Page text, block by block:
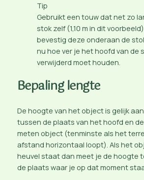
Tip
Gebruikt een touw dat net zo
stok zelf (1,10 m in dit
bevestig deze onderaan de
nu hoe ver je het hoofd van de
verwijderd moet houden.
Bepaling lengte
De hoogte van het object is gelijk
tussen de plaats van het hoofd en
meten object (tenminste als het
afstand horizontaal loopt). Als het
heuvel staat dan meet je de hoogte
de plaats waar je op dat moment